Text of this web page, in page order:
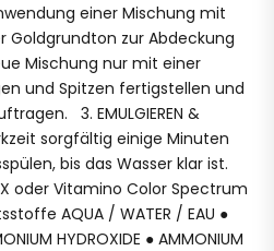
einer Mischung mit
zur Abdeckung
Mischung nur mit einer
und Spitzen fertigstellen und
3. EMULGIEREN &
sorgfältig einige Minuten
bis das Wasser klar ist.
oder Vitamino Color Spectrum
AQUA / WATER / EAU ●
HYDROXIDE ● AMMONIUM